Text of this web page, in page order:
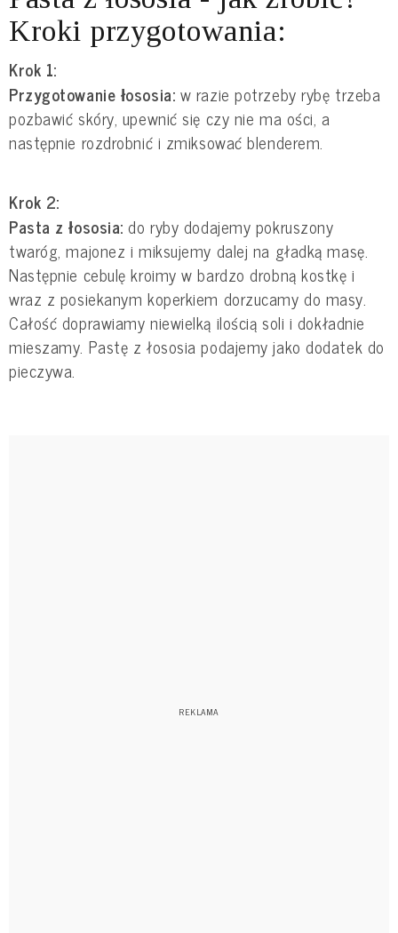
Kroki przygotowania:
Krok 1:
Przygotowanie łososia: w razie potrzeby rybę trzeba
pozbawić skóry, upewnić się czy nie ma ości, a
następnie rozdrobnić i zmiksować blenderem.
Krok 2:
Pasta z łososia: do ryby dodajemy pokruszony
twaróg, majonez i miksujemy dalej na gładką masę.
Następnie cebulę kroimy w bardzo drobną kostkę i
wraz z posiekanym koperkiem dorzucamy do masy.
Całość doprawiamy niewielką ilością soli i dokładnie
mieszamy. Pastę z łososia podajemy jako dodatek do
pieczywa.